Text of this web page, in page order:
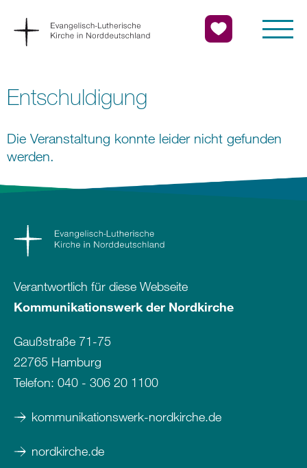
Entschuldigung
Die Veranstaltung konnte leider nicht gefunden
werden.
Verantwortlich für diese Webseite
Kommunikationswerk der Nordkirche
Gaußstraße 71-75
22765 Hamburg
Telefon: 040 - 306 20 1100
kommunikationswerk-nordkirche.de
nordkirche.de